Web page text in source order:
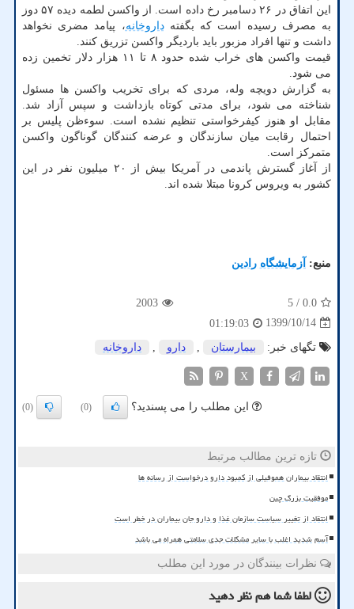
این اتفاق در ۲۶ دسامبر رخ داده است. از واکسن لطمه دیده ۵۷ دوز
به مصرف رسیده است که بگفتهداروخانه، پیامد مضری نخواهد
داشت و تنها افراد مزبور باید باردیگر واکسن تزریق کنند.
قیمت واکسن های خراب شده حدود ۸ تا ۱۱ هزار دلار تخمین زده
می شود.
به گزارش دویچه وله، مردی که برای تخریب واکسن ها مسئول
شناخته می شود، برای مدتی کوتاه بازداشت و سپس آزاد شد.
مقابل او هنوز کیفرخواستی تنظیم نشده است. سوءظن پلیس بر
احتمال رقابت میان سازندگان و عرضه کنندگان گوناگون واکسن
متمرکز است.
از آغاز گسترش پاندمی در آمریکا بیش از ۲۰ میلیون نفر در این
کشور به ویروس کرونا مبتلا شده اند.
منبع: آزمایشگاه رادین
0.0
/ 5
2003
1399/10/14
01:19:03
تگهای خبر:
بیمارستان , دارو , داروخانه
X
این مطلب را می پسندید؟ (0)
(0)
تازه ترین مطالب مرتبط
انتقاد بیماران هموفیلی از کمبود دارو درخواست از رسانه ها
موفقیت بزرگ چین
انتقاد از تغییر سیاست سازمان غذا و دارو جان بیماران در خطر است
آسم شدید اغلب با سایر مشکلات جدی سلامتی همراه می باشد
نظرات بینندگان در مورد این مطلب
لطفا شما همنظر دهید